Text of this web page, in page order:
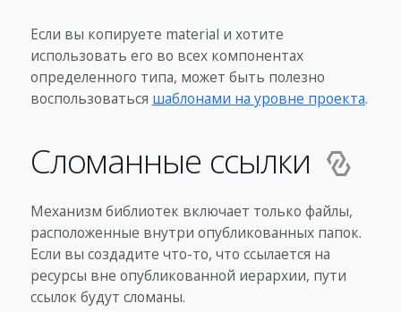
Если вы копируете material и хотите
использовать его во всех компонентах
определенного типа, может быть полезно
воспользоваться шаблонами на уровне проекта.
Сломанные ссылки
Механизм библиотек включает только файлы,
расположенные внутри опубликованных папок.
Если вы создадите что-то, что ссылается на
ресурсы вне опубликованной иерархии, пути
ссылок будут сломаны.